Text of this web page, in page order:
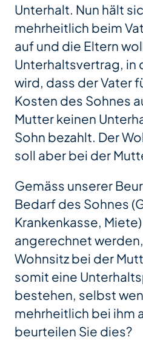
Unterhalt. Nun hält
mehrheitlich beim
auf und die Eltern
Unterhaltsvertrag,
wird, dass der Vater
Kosten des Sohnes
Mutter keinen
Sohn bezahlt. Der
soll aber bei der
Gemäss unserer
Bedarf des Sohnes
Krankenkasse,
angerechnet
Wohnsitz bei der
somit eine
bestehen, selbst
mehrheitlich bei ihm
beurteilen Sie dies?